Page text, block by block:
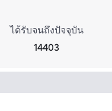
ได้รับจนถึงปัจจุบัน
14403